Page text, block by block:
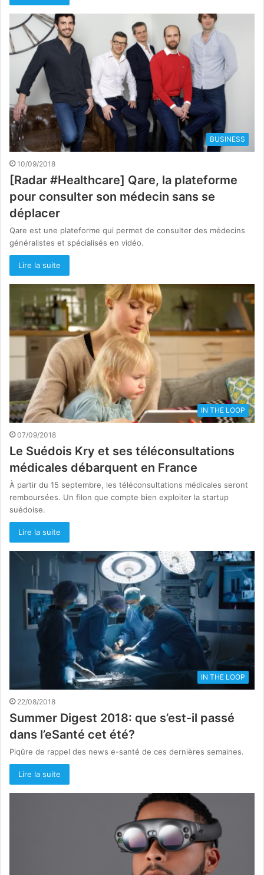
BUSINESS
10/09/2018
[Radar #Healthcare] Qare, la plateforme
pour consulter son médecin sans se
déplacer
Qare est une plateforme qui permet de consulter des médecins
généralistes et spécialisés en vidéo.
Lire la suite
IN THE LOOP
07/09/2018
Le Suédois Kry et ses téléconsultations
médicales débarquent en France
À partir du 15 septembre, les téléconsultations médicales seront
remboursées. Un filon que compte bien exploiter la startup
suédoise.
Lire la suite
IN THE LOOP
22/08/2018
Summer Digest 2018: que s’est-il passé
dans l’eSanté cet été?
Piqûre de rappel des news e-santé de ces dernières semaines.
Lire la suite